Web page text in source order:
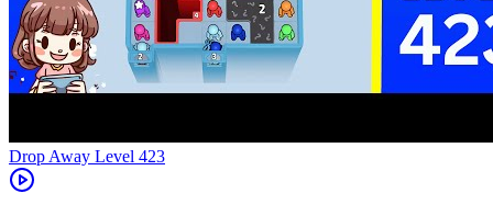
Level 423